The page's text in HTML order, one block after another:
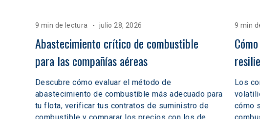
9 min de lectura julio 28, 2026
Abastecimiento crítico de combustible
para las compañías aéreas
Descubre cómo evaluar el método de
abastecimiento de combustible más adecuado para
tu flota, verificar tus contratos de suministro de
9 min
Los
cómo